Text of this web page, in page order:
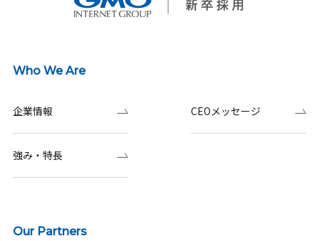
Who We Are
企業情報 CEOメッセージ
強み・特長
Our Partners